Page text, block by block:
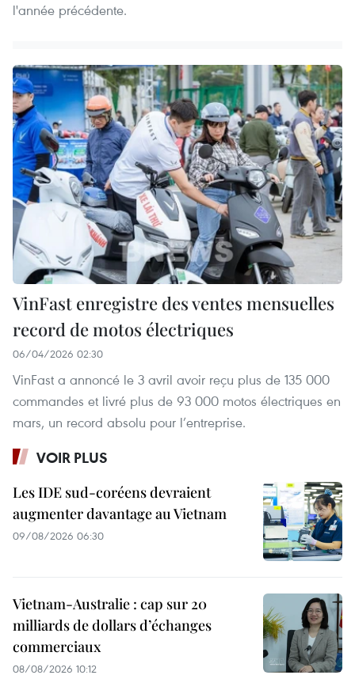
l'année précédente.
VinFast enregistre des ventes mensuelles
record de motos électriques
06/04/2026 02:30
VinFast a annoncé le 3 avril avoir reçu plus de 135 000
commandes et livré plus de 93 000 motos électriques en
mars, un record absolu pour l’entreprise.
VOIR PLUS
Les IDE sud-coréens devraient
augmenter davantage au Vietnam
09/08/2026 06:30
Vietnam-Australie : cap sur 20
milliards de dollars d’échanges
commerciaux
08/08/2026 10:12